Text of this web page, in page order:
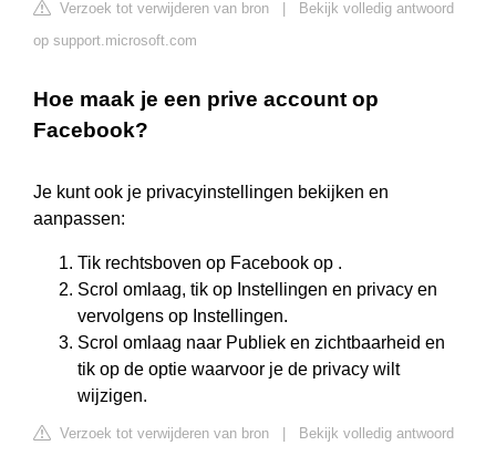
Verzoek tot verwijderen van bron
Bekijk volledig antwoord
op support.microsoft.com
Hoe maak je een prive account op
Facebook?
Je kunt ook je privacyinstellingen bekijken en
aanpassen:
Tik rechtsboven op Facebook op .
Scrol omlaag, tik op Instellingen en privacy en
vervolgens op Instellingen.
Scrol omlaag naar Publiek en zichtbaarheid en
tik op de optie waarvoor je de privacy wilt
wijzigen.
Verzoek tot verwijderen van bron
Bekijk volledig antwoord